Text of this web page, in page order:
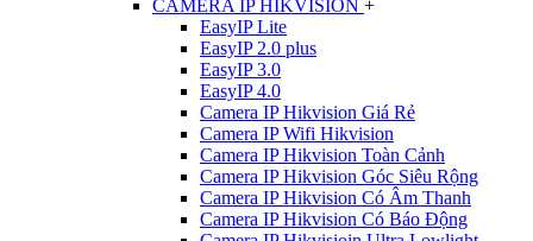
CAMERA IP HIKVISION +
EasyIP Lite
EasyIP 2.0 plus
EasyIP 3.0
EasyIP 4.0
Camera IP Hikvision Giá Rẻ
Camera IP Wifi Hikvision
Camera IP Hikvision Toàn Cảnh
Camera IP Hikvision Góc Siêu Rộng
Camera IP Hikvision Có Âm Thanh
Camera IP Hikvision Có Báo Động